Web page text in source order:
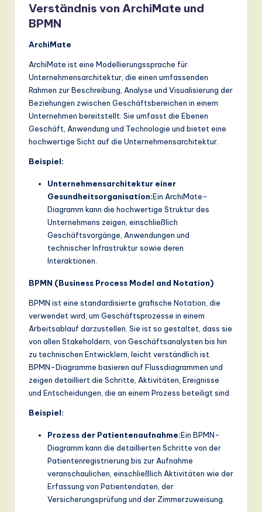
in
A
S
o
ft
d
D
ig
it
Verständnis von ArchiMate und
BPMN
ArchiMate
ArchiMate ist eine Modellierungssprache für
Unternehmensarchitektur, die einen umfassenden
Rahmen zur Beschreibung, Analyse und Visualisierung der
Beziehungen zwischen Geschäftsbereichen in einem
Unternehmen bereitstellt. Sie umfasst die Ebenen
Geschäft, Anwendung und Technologie und bietet eine
hochwertige Sicht auf die Unternehmensarchitektur.
Beispiel:
Unternehmensarchitektur einer
Gesundheitsorganisation:Ein ArchiMate-
Diagramm kann die hochwertige Struktur des
Unternehmens zeigen, einschließlich
Geschäftsvorgänge, Anwendungen und
technischer Infrastruktur sowie deren
Interaktionen.
BPMN (Business Process Model and Notation)
BPMN ist eine standardisierte grafische Notation, die
verwendet wird, um Geschäftsprozesse in einem
Arbeitsablauf darzustellen. Sie ist so gestaltet, dass sie
von allen Stakeholdern, von Geschäftsanalysten bis hin
zu technischen Entwicklern, leicht verständlich ist.
BPMN-Diagramme basieren auf Flussdiagrammen und
zeigen detailliert die Schritte, Aktivitäten, Ereignisse
und Entscheidungen, die an einem Prozess beteiligt sind.
Beispiel:
Prozess der Patientenaufnahme:Ein BPMN-
Diagramm kann die detaillierten Schritte von der
Patientenregistrierung bis zur Aufnahme
veranschaulichen, einschließlich Aktivitäten wie der
Erfassung von Patientendaten, der
Versicherungsprüfung und der Zimmerzuweisung.